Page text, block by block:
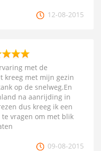
12-08-2015
met de
kreeg met mijn gezin
op de snelweg.En
na aanrijding in
dus kreeg ik een
vragen om met blik
09-08-2015